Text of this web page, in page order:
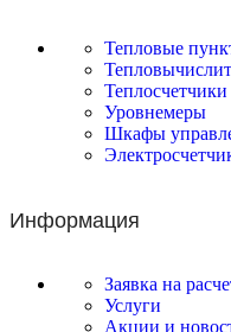
Тепловые
Теплосчетчики
Уровнемеры
Шкафы
Информация
Заявка на
Услуги
Акции и